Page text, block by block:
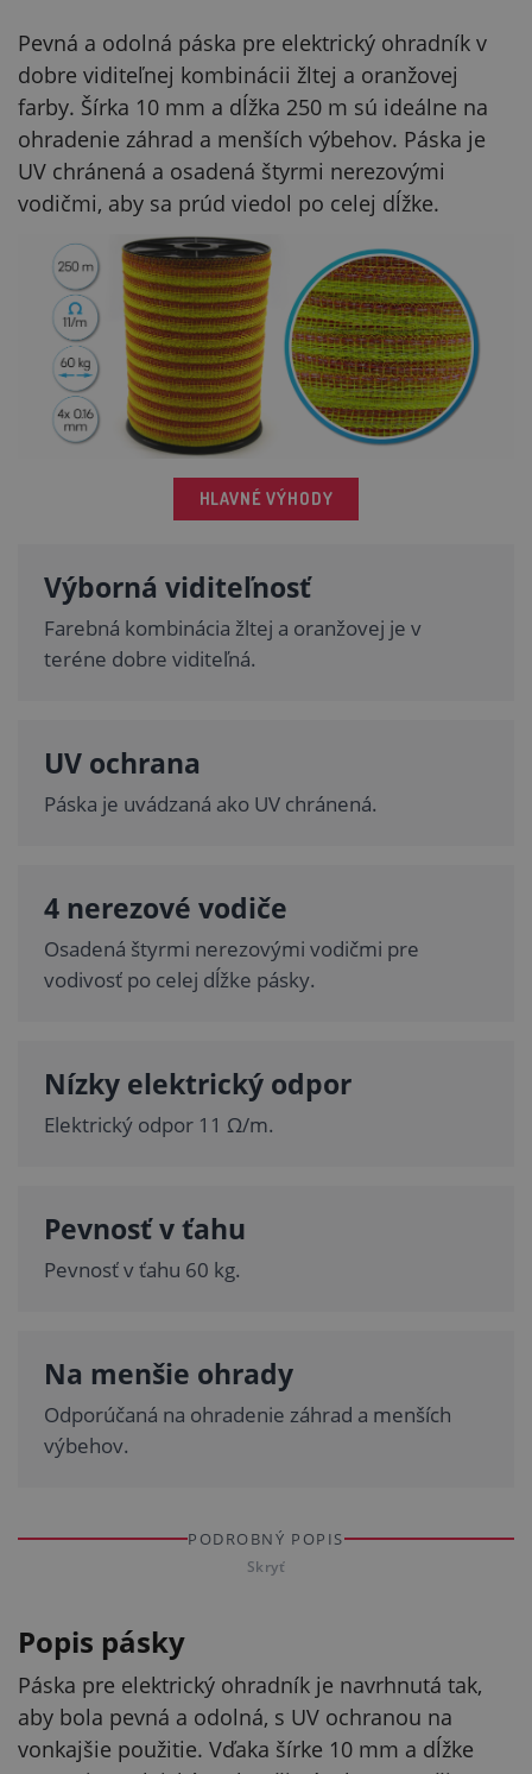
Pevná a odolná páska pre elektrický ohradník v
dobre viditeľnej kombinácii žltej a oranžovej
farby. Šírka 10 mm a dĺžka 250 m sú ideálne na
ohradenie záhrad a menších výbehov. Páska je
UV chránená a osadená štyrmi nerezovými
vodičmi, aby sa prúd viedol po celej dĺžke.
HLAVNÉ VÝHODY
Výborná viditeľnosť
Farebná kombinácia žltej a oranžovej je v
teréne dobre viditeľná.
UV ochrana
Páska je uvádzaná ako UV chránená.
4 nerezové vodiče
Osadená štyrmi nerezovými vodičmi pre
vodivosť po celej dĺžke pásky.
Nízky elektrický odpor
Elektrický odpor 11 Ω/m.
Pevnosť v ťahu
Pevnosť v ťahu 60 kg.
Na menšie ohrady
Odporúčaná na ohradenie záhrad a menších
výbehov.
PODROBNÝ POPIS
Skryť
Popis pásky
Páska pre elektrický ohradník je navrhnutá tak,
aby bola pevná a odolná, s UV ochranou na
vonkajšie použitie. Vďaka šírke 10 mm a dĺžke